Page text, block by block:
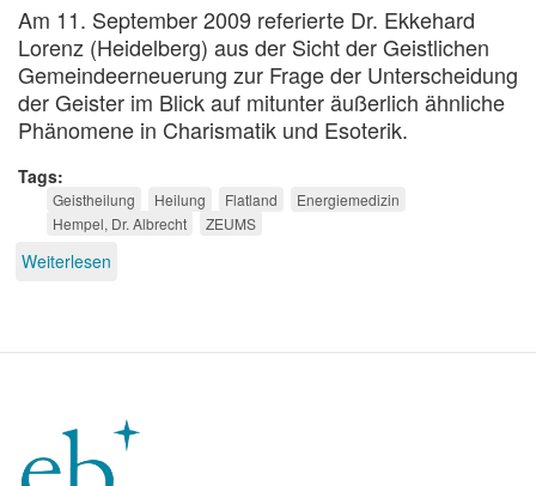
Am 11. September 2009 referierte Dr. Ekkehard
Lorenz (Heidelberg) aus der Sicht der Geistlichen
Gemeindeerneuerung zur Frage der Unterscheidung
der Geister im Blick auf mitunter äußerlich ähnliche
Phänomene in Charismatik und Esoterik.
Tags
Geistheilung Heilung Flatland
Energiemedizin
Hempel, Dr. Albrecht
ZEUMS
Weiterlesen
der